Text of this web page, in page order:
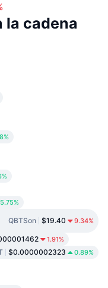
la cadena
QBTSon $19.40 9.34%
1.91%
$0.0000002323 0.89%